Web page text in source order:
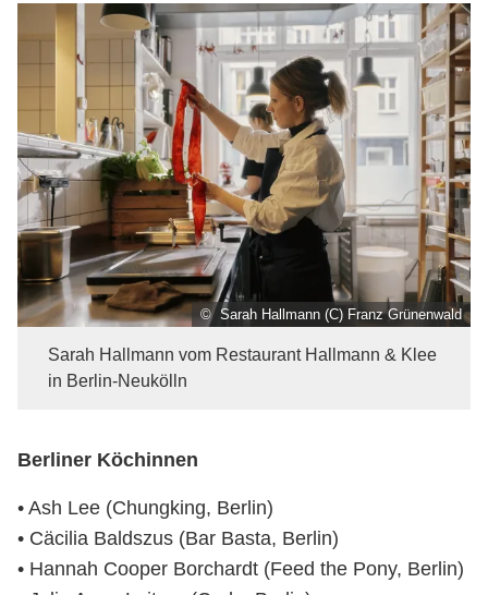
© Sarah Hallmann (C) Franz Grünenwald
Sarah Hallmann vom Restaurant Hallmann & Klee
in Berlin-Neukölln
Berliner Köchinnen
• Ash Lee (Chungking, Berlin)
• Cäcilia Baldszus (Bar Basta, Berlin)
• Hannah Cooper Borchardt (Feed the Pony, Berlin)